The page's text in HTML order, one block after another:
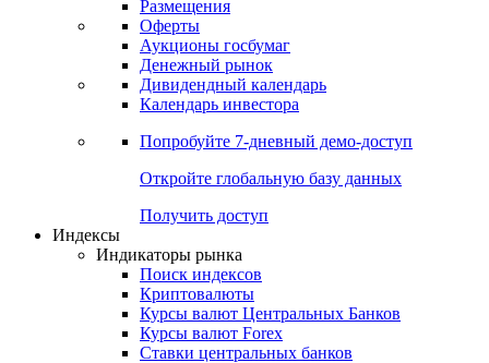
Размещения
Оферты
Аукционы госбумаг
Денежный рынок
Дивидендный календарь
Календарь инвестора
Попробуйте 7-дневный демо-доступ
Откройте глобальную базу данных
Получить доступ
Индексы
Индикаторы рынка
Поиск индексов
Криптовалюты
Курсы валют Центральных Банков
Курсы валют Forex
Ставки центральных банков